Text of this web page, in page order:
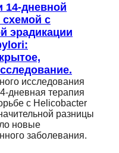
14-дневной
схемой с
эрадикации
исследования
дневная терапия
с Helicobacter
разницы
новые
заболевания.